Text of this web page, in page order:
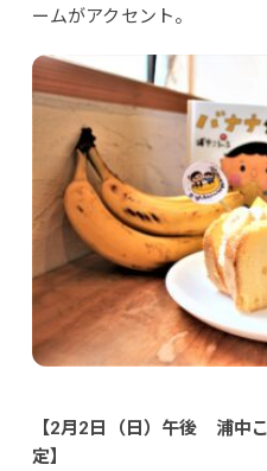
ームがアクセント。
【2月2日（日）午後 浦中
定】